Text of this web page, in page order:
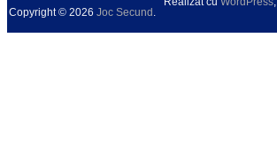
Copyright © 2026 Joc Secund .